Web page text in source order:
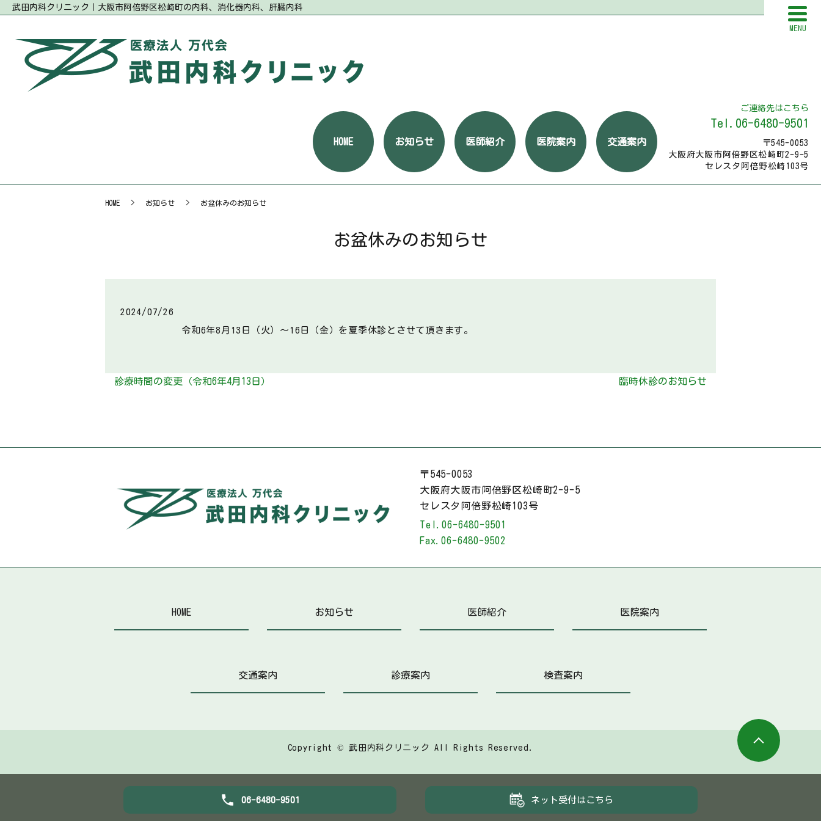
武田内科クリニック｜大阪市阿倍野区松崎町の内科、消化器内科、肝臓内科
HOME お知らせ 医師紹介 医院案内 交通案内
MENU
ご連絡先はこちら
Tel.06-6480-9501
〒545-0053
大阪府大阪市阿倍野区松崎町2-9-5
セレスタ阿倍野松崎103号
HOME お知らせ お盆休みのお知らせ
お盆休みのお知らせ
2024/07/26
令和6年8月13日（火）～16日（金）を夏季休診とさせて頂きます。
診療時間の変更（令和6年4月13日） 臨時休診のお知らせ
06-6480-9501 ネット受付はこちら
〒545-0053
大阪府大阪市阿倍野区松崎町2-9-5
セレスタ阿倍野松崎103号
Tel.06-6480-9501
Fax.06-6480-9502
HOME お知らせ 医師紹介 医院案内
交通案内 診療案内 検査案内
Copyright © 武田内科クリニックAll Rights Reserved.